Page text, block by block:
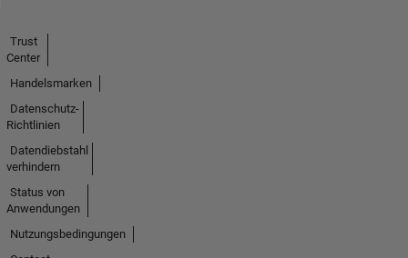
Trust
Center
Handelsmarken
Datenschutz-
Richtlinien
Datendiebstahl
verhindern
Status von
Anwendungen
Nutzungsbedingungen